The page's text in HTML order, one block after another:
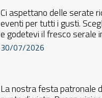
Ci aspettano delle serate
eventi per tutti i gusti.
e godetevi il fresco serale
30/07/2026
La nostra festa patronale